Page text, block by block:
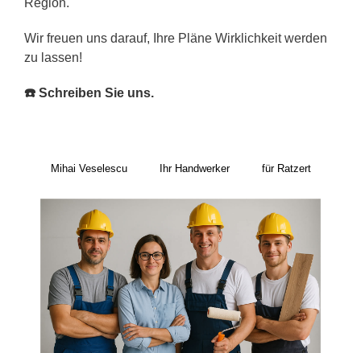
Region.
Wir freuen uns darauf, Ihre Pläne Wirklichkeit werden
zu lassen!
☎️ Schreiben Sie uns.
Mihai Veselescu Ihr Handwerker für Ratzert